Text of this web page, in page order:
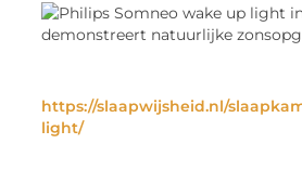
https://slaapwijsheid.nl/
light/